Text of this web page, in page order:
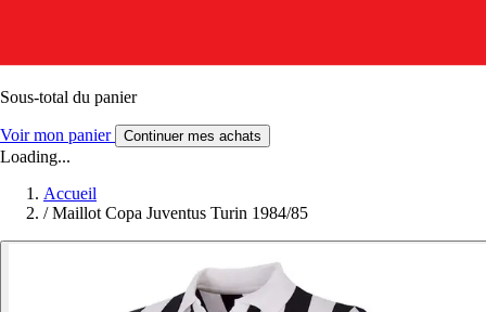
Sous-total du panier
Voir mon panier Continuer mes achats
Loading...
Accueil
/ Maillot Copa Juventus Turin 1984/85